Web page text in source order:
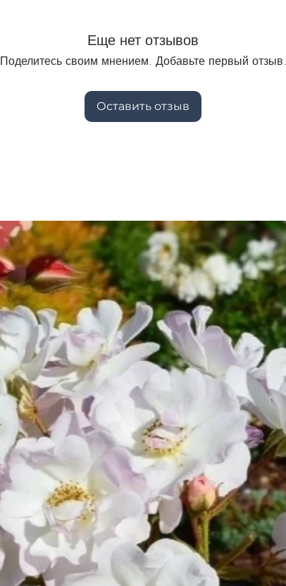
Еще нет отзывов
Поделитесь своим мнением. Добавьте первый отзыв.
Оставить отзыв